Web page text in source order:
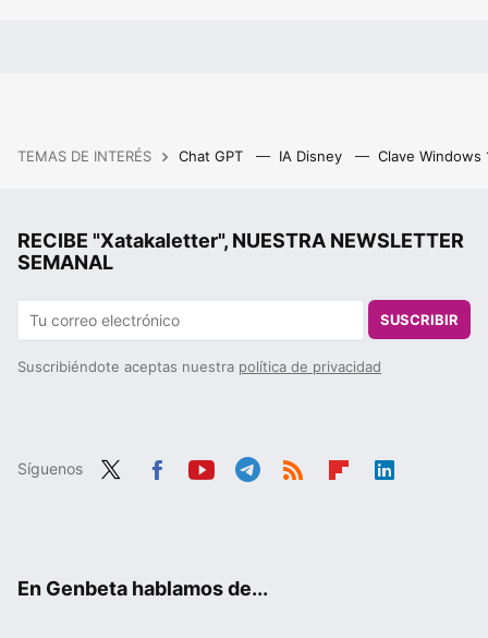
TEMAS DE INTERÉS Chat GPT IA Disney Clave Windows
RECIBE "Xatakaletter", NUESTRA NEWSLETTER
SEMANAL
SUSCRIBIR
Suscribiéndote aceptas nuestra política de privacidad
Síguenos
En Genbeta hablamos de...